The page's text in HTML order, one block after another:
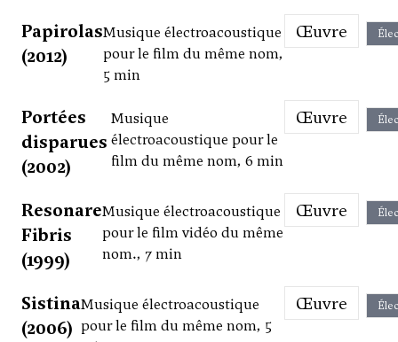
Papirolas
(2012)
Musique électroacoustique
pour le film du même nom,
5 min
Œuvre
Portées
disparues
(2002)
Musique
électroacoustique pour le
film du même nom, 6 min
Œuvre
Resonare
Fibris
(1999)
Musique électroacoustique
pour le film vidéo du même
nom., 7 min
Œuvre
Sistina
(2006)
Musique électroacoustique
pour le film du même nom, 5
Œuvre